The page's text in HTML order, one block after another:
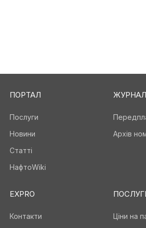
ПОРТАЛ
Послуги
Новини
Статті
НафтоWiki
ЖУРНАЛ
Архів
EXPRO
Контакти
Ціни на